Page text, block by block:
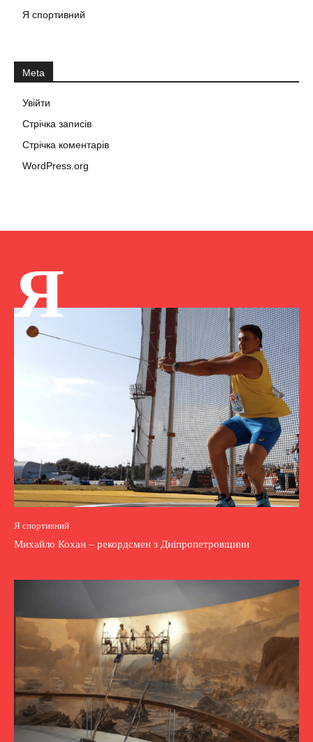
Я спортивний
Meta
Увійти
Стрічка записів
Стрічка коментарів
WordPress.org
Я
Я спортивний
Михайло Кохан – рекордсмен з Дніпропетровщини